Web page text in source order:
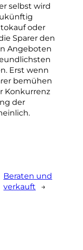
selbst wird
oder
Sparer den
Angeboten
Erst wenn
bemühen
Konkurrenz
der
Beraten und
verkauft
→